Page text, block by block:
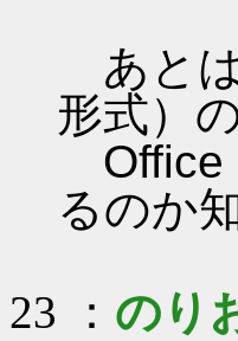
あと
形式）
Office
るのか
23 ： のり